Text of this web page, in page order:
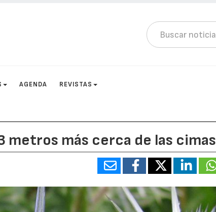
AGENDA REVISTAS
metros más cerca de las cimas